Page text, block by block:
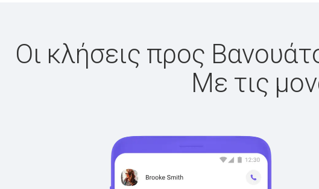
Οι κλήσεις προς
Με τις